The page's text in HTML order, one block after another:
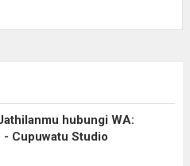
hubungi WA:
Cupuwatu Studio